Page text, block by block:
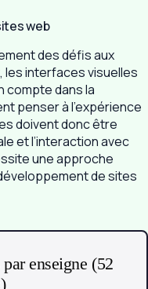
web
des défis aux
interfaces visuelles
compte dans la
penser à l’expérience
doivent donc être
et l’interaction avec
une approche
de sites
enseigne (52